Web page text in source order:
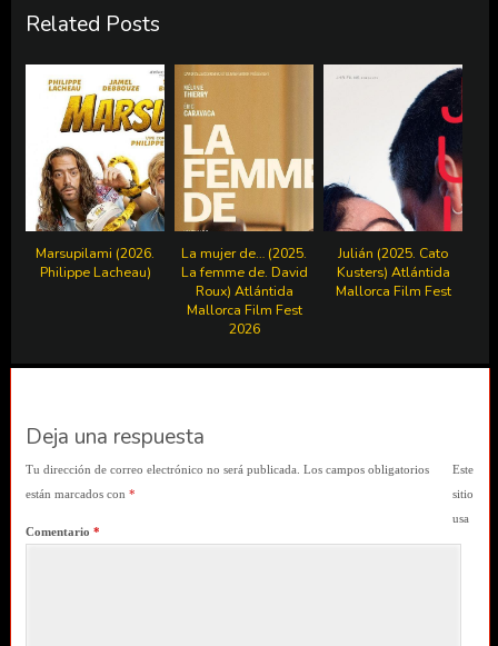
Related Posts
Marsupilami (2026.
Philippe Lacheau)
La mujer de… (2025.
La femme de. David
Roux) Atlántida
Mallorca Film Fest
2026
Julián (2025. Cato
Kusters) Atlántida
Mallorca Film Fest
Deja una respuesta
Tu dirección de correo electrónico no será publicada. Los campos obligatorios
están marcados con *
Comentario *
Este
sitio
usa